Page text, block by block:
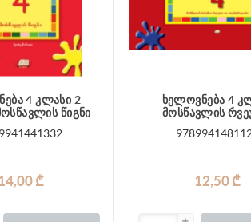
4 კლასი 2
წიგნი
₾
ხელოვნება 4
მოსწავლის
12,50 ₾